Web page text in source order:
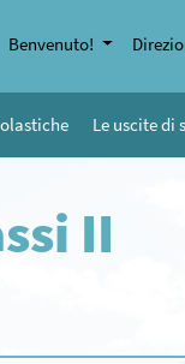
Benvenuto!
Le uscite di
II